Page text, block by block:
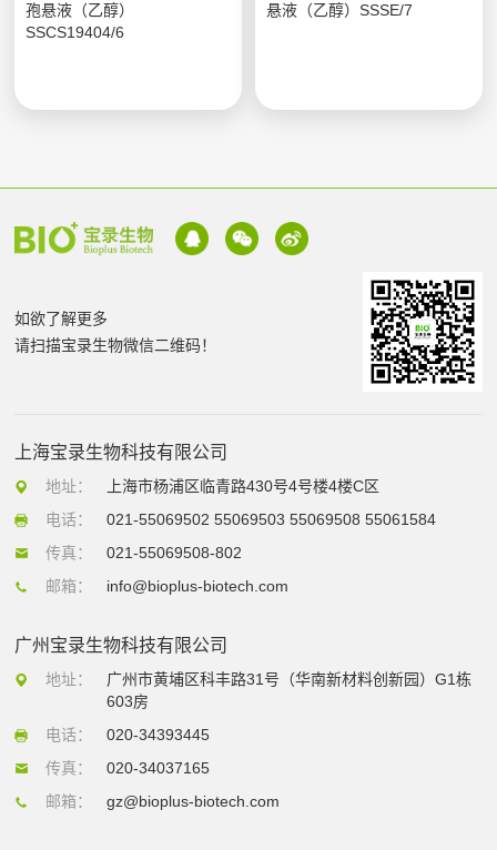
孢悬液（乙醇）
SSCS19404/6
悬液（乙醇）SSSE/7
如欲了解更多
请扫描宝录生物微信二维码！
上海宝录生物科技有限公司
地址：
上海市杨浦区临青路430号4号楼4楼C区
电话：
021-55069502 55069503 55069508 55061584
传真：
021-55069508-802
邮箱：
info@bioplus-biotech.com
广州宝录生物科技有限公司
地址：
广州市黄埔区科丰路31号（华南新材料创新园）G1栋
603房
电话：
020-34393445
传真：
020-34037165
邮箱：
gz@bioplus-biotech.com